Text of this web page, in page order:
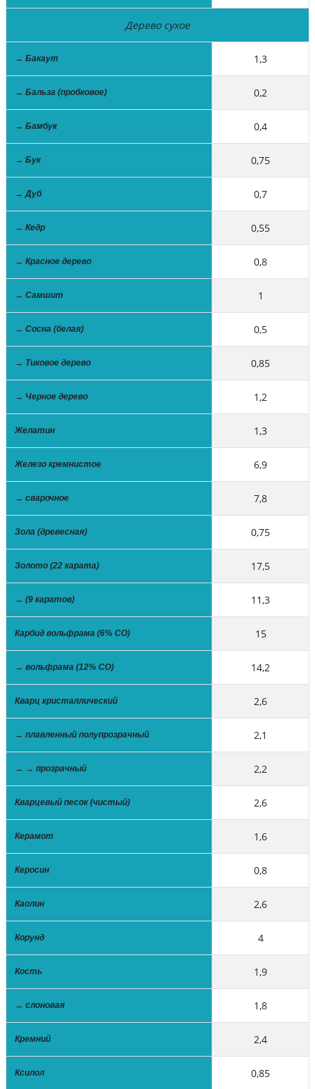
Дерево сухое
→ Бакаут 1,3
→ Бальза (пробковое) 0,2
→ Бамбук 0,4
→ Бук 0,75
→ Дуб 0,7
→ Кедр 0,55
→ Красное дерево 0,8
→ Самшит 1
→ Сосна (белая) 0,5
→ Тиковое дерево 0,85
→ Черное дерево 1,2
Желатин 1,3
Железо кремнистое 6,9
→ сварочное 7,8
Зола (древесная) 0,75
Золото (22 карата) 17,5
→ (9 каратов) 11,3
Карбид вольфрама (6% СО) 15
→ вольфрама (12% СО) 14,2
Кварц кристаллический 2,6
→ плавленный полупрозрачный 2,1
→ → прозрачный 2,2
Кварцевый песок (чистый) 2,6
Керамот 1,6
Керосин 0,8
Каолин 2,6
Корунд 4
Кость 1,9
→ слоновая 1,8
Кремний 2,4
Ксилол 0,85